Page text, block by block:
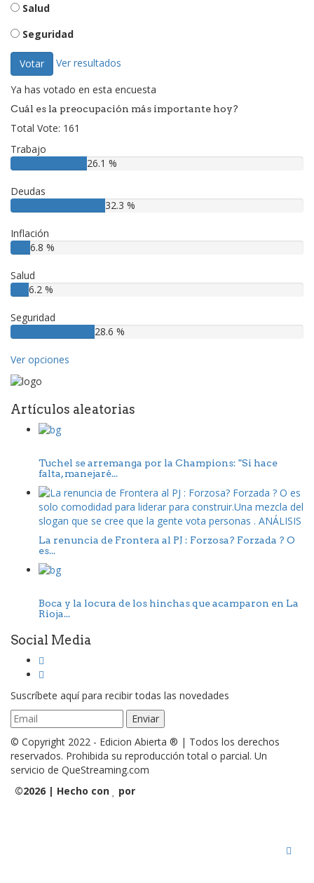
Salud
Seguridad
Votar Ver resultados
Ya has votado en esta encuesta
Cuál es la preocupación más importante hoy?
Total Vote: 161
Trabajo
26.1 %
Deudas
32.3 %
Inflación
6.8 %
Salud
6.2 %
Seguridad
28.6 %
Ver opciones
Artículos aleatorias
Tuchel se arremanga por la Champions: "Si hace
falta, manejaré...
La renuncia de Frontera al PJ : Forzosa? Forzada ? O
es...
Boca y la locura de los hinchas que acamparon en La
Rioja...
Social Media
Suscríbete aquí para recibir todas las novedades
© Copyright 2022 - Edicion Abierta ® | Todos los derechos
reservados. Prohibida su reproducción total o parcial. Un
servicio de QueStreaming.com
©2026 | Hecho con por